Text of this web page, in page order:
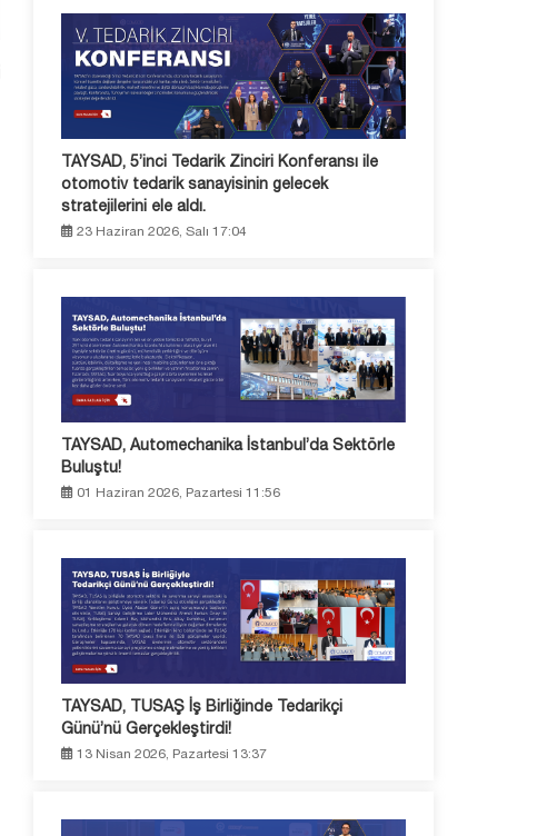
TAYSAD, 5’inci Tedarik Zinciri Konferansı ile
otomotiv tedarik sanayisinin gelecek
stratejilerini ele aldı.
23 Haziran 2026, Salı 17:04
TAYSAD, Automechanika İstanbul’da Sektörle
Buluştu!
01 Haziran 2026, Pazartesi 11:56
TAYSAD, TUSAŞ İş Birliğinde Tedarikçi
Günü’nü Gerçekleştirdi!
13 Nisan 2026, Pazartesi 13:37